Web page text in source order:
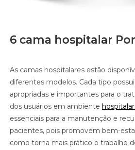
6 cama hospitalar
As camas hospitalares estão
diferentes modelos. Cada tipo
apropriadas e importantes para o
dos usuários em ambiente hospitalar
essenciais para a manutenção e
pacientes, pois promovem bem-
como torna mais prático o trabalho